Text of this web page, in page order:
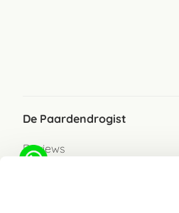
De Paardendrogist
Reviews